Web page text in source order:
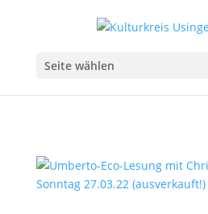
Seite wählen